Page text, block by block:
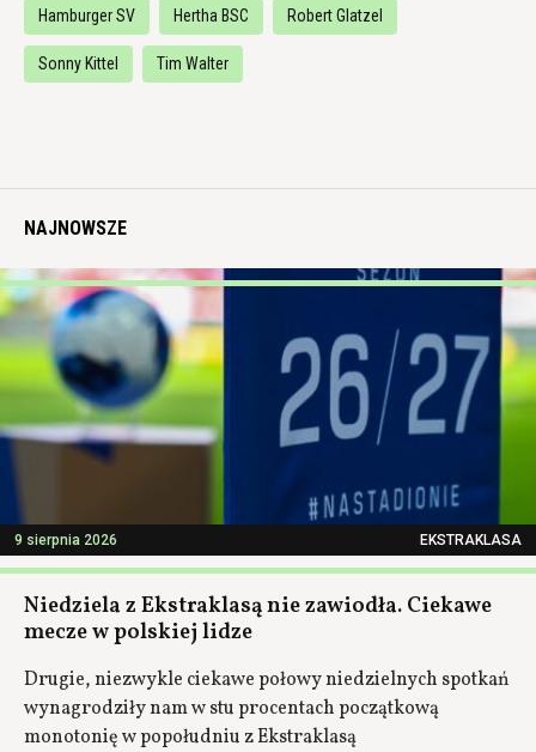
Hamburger SV Hertha BSC Robert Glatzel
Sonny Kittel Tim Walter
NAJNOWSZE
9 sierpnia 2026 EKSTRAKLASA
Niedziela z Ekstraklasą nie zawiodła. Ciekawe
mecze w polskiej lidze
Drugie, niezwykle ciekawe połowy niedzielnych spotkań
wynagrodziły nam w stu procentach początkową
monotonię w popołudniu z Ekstraklasą